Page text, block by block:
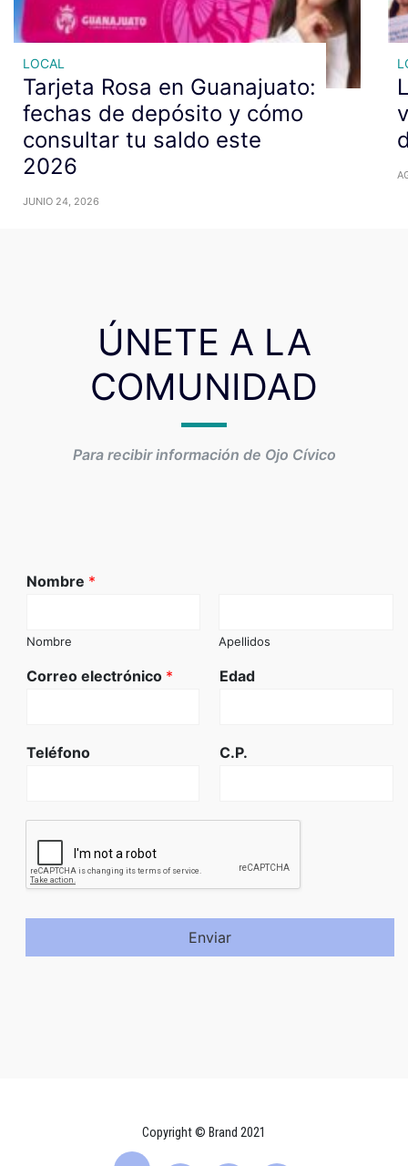
LOCAL
Tarjeta Rosa en Guanajuato:
fechas de depósito y cómo
consultar tu saldo este
2026
JUNIO 24, 2026
ÚNETE A LA
COMUNIDAD
Para recibir información de Ojo Cívico
Nombre *
Nombre Apellidos
Correo electrónico * Edad
Teléfono C.P.
Enviar
Copyright © Brand 2021